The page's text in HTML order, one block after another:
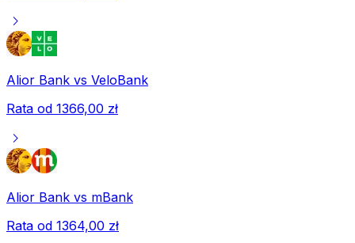
chevron_right
Alior Bank vs VeloBank
Rata od 1366,00 zł
chevron_right
Alior Bank vs mBank
Rata od 1364,00 zł